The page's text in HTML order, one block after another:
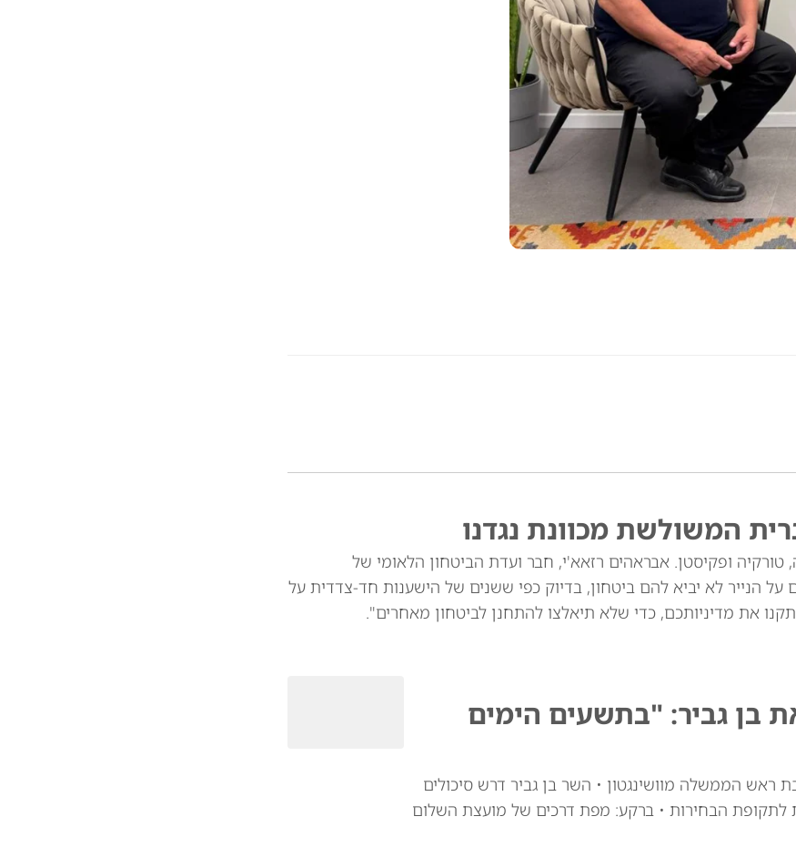
המשולשת מכוונת נגדנו
טורקיה ופקיסטן. אבראהים רזאא'י, חבר ועדת הביטחון הלאומי של
הנייר לא יביא להם ביטחון, בדיוק כפי ששנים של הישענות חד-צדדית על
את מדיניותכם, כדי שלא תיאלצו להתחנן לביטחון מאחרים".
בן גביר: "בתשעים הימים
ראש הממשלה מוושינגטון • השר בן גביר דרש סיכולים
לתקופת הבחירות • ברקע: מפת דרכים של מועצת השלום